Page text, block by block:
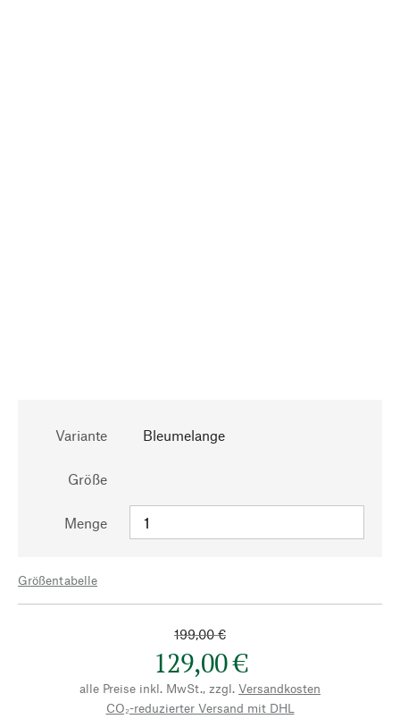
Variante Bleumelange
Größe
Menge
Größentabelle
199,00 €
129,00 €
alle Preise inkl. MwSt., zzgl. Versandkosten
CO₂-reduzierter Versand mit DHL